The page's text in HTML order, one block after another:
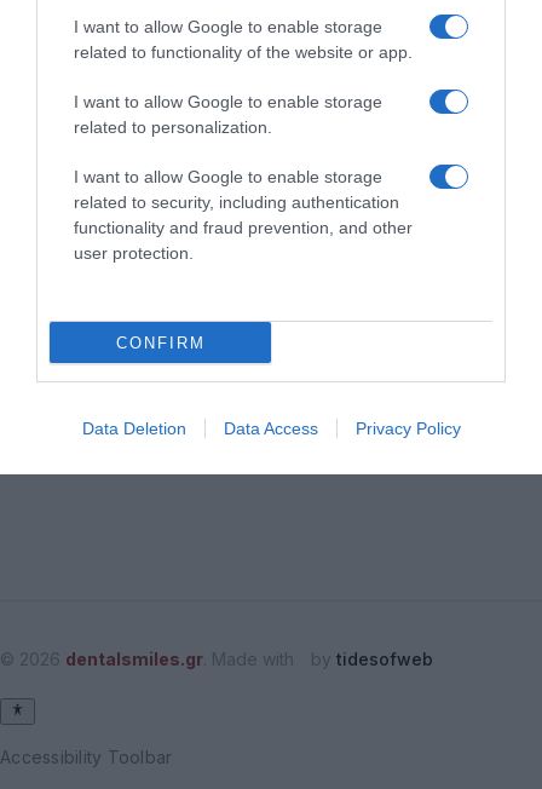
I want to allow Google to enable storage
related to functionality of the website or app.
I want to allow Google to enable storage
related to personalization.
I want to allow Google to enable storage
related to security, including authentication
functionality and fraud prevention, and other
user protection.
CONFIRM
Data Deletion Data Access Privacy Policy
Πότε χρειάζεται ένα παιδί να κάνει τις οδοντιατρικές του
εργασίες με μέθη ή γενικήαναισθησία σε νοσοκομείο;
Πρώτη επίσκεψη στον οδοντίατρο: πώς να προετοιμάσουν οι
Γιατί είναι σημαντικό να πάει το παιδί από νωρίς στον
οδοντίατρο;
ΕΠΙΚΟΙΝΩΝΉΣΕΤΕ ΜΑΖΊ ΜΑΣ
ΕΠΙΚΟΙΝΩΝΊΑ
© 2026 dentalsmiles.gr . Made with by tidesofweb
Accessibility Toolbar